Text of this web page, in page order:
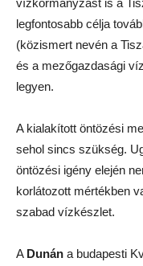
vízkormányzást is a
legfontosabb célja
(közismert nevén a
és a mezőgazdasági
legyen.
A kialakított öntözési
sehol sincs szükség.
öntözési igény elején
korlátozott mértékben
szabad vízkészlet.
A Dunán a budapesti